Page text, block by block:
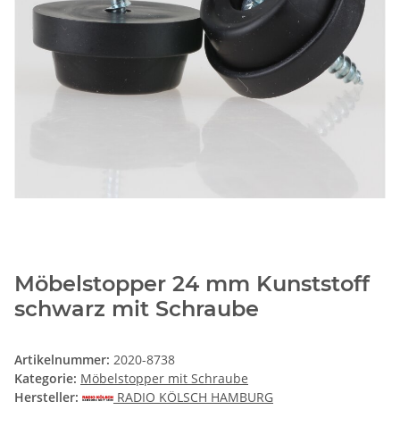
Möbelstopper 24 mm Kunststoff
schwarz mit Schraube
Artikelnummer: 2020-8738
Kategorie: Möbelstopper mit Schraube
Hersteller:
RADIO KÖLSCH HAMBURG